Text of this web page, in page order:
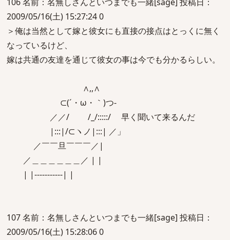
2009/05/16(土) 15:27:24 0
＞俺は当然として嫁と彼女にも直接の接点はとっくに無く
なっているけど、
嫁は共通の友達を通じて彼女の事は今でも分かるらしい。
∧,,∧
⊂(´・ω・｀)つ-
／／/ /_/:::::/ 早く聞いて来るんだ
|:::|/⊂ヽノ|:::| ／」
／￣￣旦￣￣￣／|
／＿＿＿＿＿＿／ | |
| |-----------| |
107 名前：名無しさんといつまでも一緒[sage] 投稿日：
2009/05/16(土) 15:28:06 0